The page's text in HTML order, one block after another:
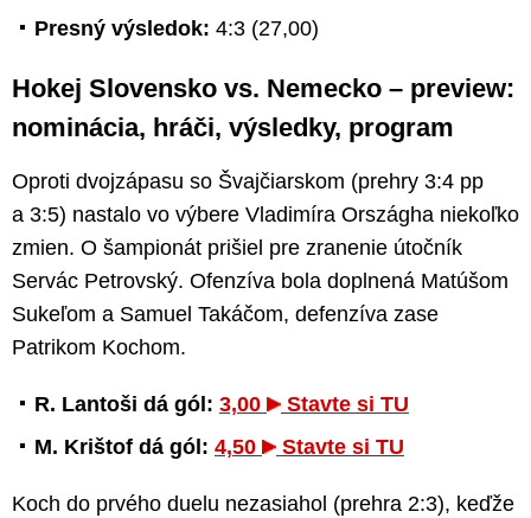
Presný výsledok: 4:3 (27,00)
Hokej Slovensko vs. Nemecko – preview:
nominácia, hráči, výsledky, program
Oproti dvojzápasu so Švajčiarskom (prehry 3:4 pp
a 3:5) nastalo vo výbere Vladimíra Országha niekoľko
zmien. O šampionát prišiel pre zranenie útočník
Servác Petrovský. Ofenzíva bola doplnená Matúšom
Sukeľom a Samuel Takáčom, defenzíva zase
Patrikom Kochom.
R. Lantoši dá gól: 3,00
Stavte si TU
M. Krištof dá gól: 4,50 Stavte si TU
Koch do prvého duelu nezasiahol (prehra 2:3), keďže